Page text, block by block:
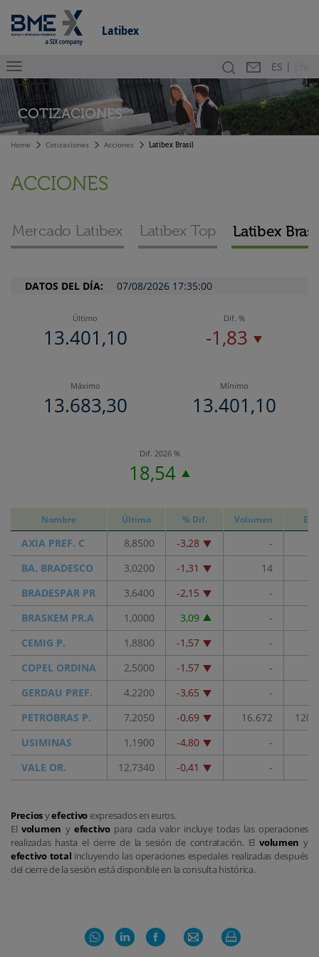
Latibex
Buscador
Contacto
ES |
COTIZACIONES
Home Cotizaciones Acciones Latibex Brasil
ACCIONES
Mercado Latibex Latibex Top Latibex
DATOS DEL DÍA: 07/08/2026 17:35:00
Último
13.401,10
Dif. %
-1,83
Máximo
13.683,30
Mínimo
13.401,10
Dif. 2026 %
18,54
Nombre Último % Dif. Volumen
AXIA PREF. C 8,8500 -3,28
-
BA. BRADESCO
3,0200 -1,31
14
BRADESPAR PR
3,6400 -2,15
-
BRASKEM PR.A
1,0000 3,09
-
CEMIG P.
1,8800 -1,57
-
COPEL ORDINA
2,5000 -1,57
-
GERDAU PREF.
4,2200 -3,65
-
PETROBRAS P.
7,2050 -0,69 16.672
USIMINAS
1,1900 -4,80
-
VALE OR.
12,7340 -0,41 -
Preciosyefectivo expresados en euros.
El volumen y efectivopara cada valor incluye todas las operaciones
realizadas hasta el cierre de la sesión de contratación. Elvolumen y
efectivo total incluyendo las operaciones especiales realizadas después
del cierre de la sesión está disponible en la consulta histórica.